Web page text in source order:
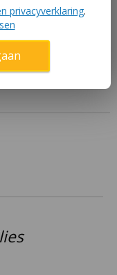
dit product via
privacyverklaring.